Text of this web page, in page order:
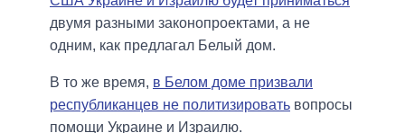
двумя разными законопроектами, а не
одним, как предлагал Белый дом.
В то же время, в Белом доме призвали
республиканцев не политизировать вопросы
помощи Украине и Израилю.